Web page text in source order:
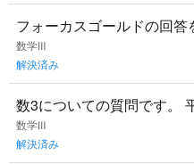
フォーカスゴールドの回
問題の回答解説をお願いし
数学Ⅲ
解決済み
数3についての質問です。
てくる離心率？というもの
しょうか？ 使い所
数学Ⅲ
解決済み